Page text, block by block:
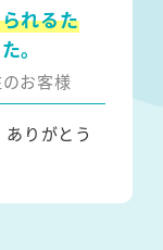
れるた
。
お客様
りがとう